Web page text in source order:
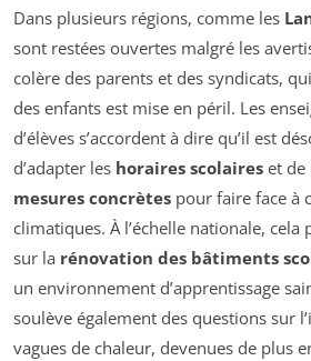
Dans plusieurs régions, comme les
sont restées ouvertes malgré les
colère des parents et des syndicats,
des enfants est mise en péril. Les
d’élèves s’accordent à dire qu’il est
d’adapter les horaires scolaires et de
mesures concrètes pour faire face à
climatiques. À l’échelle nationale, cela
sur la rénovation des bâtiments
un environnement d’apprentissage
soulève également des questions sur
vagues de chaleur, devenues de plus